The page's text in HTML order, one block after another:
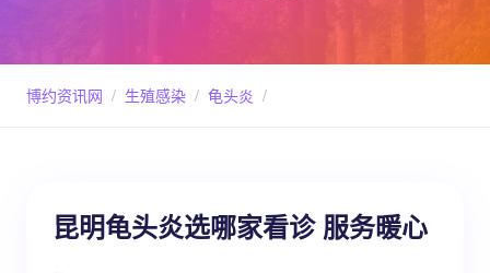
博约资讯网 / 生殖感染 / 龟头炎 /
昆明龟头炎选哪家看诊 服务暖心